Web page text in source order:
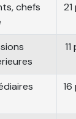
chefs